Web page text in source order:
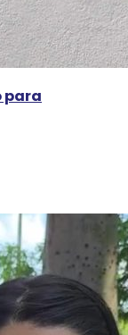
para